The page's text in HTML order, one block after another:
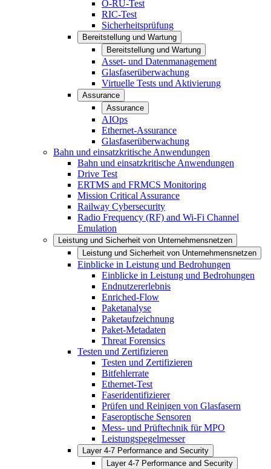
O-RU-Test
RIC-Test
Sicherheitsprüfung
Bereitstellung und Wartung
Bereitstellung und Wartung
Asset- und Datenmanagement
Glasfaserüberwachung
Virtuelle Tests und Aktivierung
Assurance
Assurance
AIOps
Ethernet-Assurance
Glasfaserüberwachung
Bahn und einsatzkritische Anwendungen
Bahn und einsatzkritische Anwendungen
Drive Test
ERTMS and FRMCS Monitoring
Mission Critical Assurance
Railway Cybersecurity
Radio Frequency (RF) and Wi-Fi Channel
Emulation
Leistung und Sicherheit von Unternehmensnetzen
Leistung und Sicherheit von Unternehmensnetzen
Einblicke in Leistung und Bedrohungen
Einblicke in Leistung und Bedrohungen
Endnutzererlebnis
Enriched-Flow
Paketanalyse
Paketaufzeichnung
Paket-Metadaten
Threat Forensics
Testen und Zertifizieren
Testen und Zertifizieren
Bitfehlerrate
Ethernet-Test
Faseridentifizierer
Prüfen und Reinigen von Glasfasern
Faseroptische Sensoren
Mess- und Prüftechnik für MPO
Leistungspegelmesser
Layer 4-7 Performance and Security
Layer 4-7 Performance and Security